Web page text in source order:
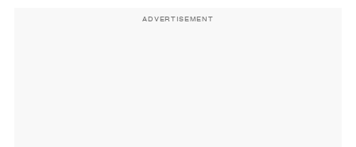
ADVERTISEMENT